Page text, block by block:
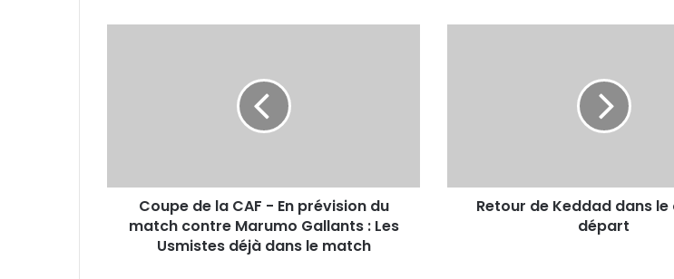
match
contre
Marumo
Coupe de la CAF - En prévision du
match contre Marumo Gallants : Les
Usmistes déjà dans le match
Retour de Keddad dans le
départ